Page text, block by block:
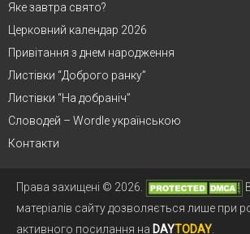
Яке завтра свято?
Церковний календар 2026
Привітання з днем народження
Листівки “Доброго ранку”
Листівки “На добраніч”
Словодей – Wordle українською
Контакти
Права захищені © 2026.
матеріалів сайту дозволяється лише при
активного посилання на DAYTODAY.